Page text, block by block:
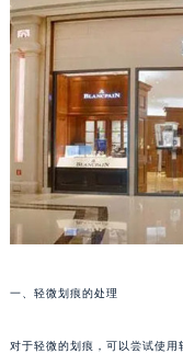
一、轻微划痕的处理
对于轻微的划痕，可以尝试使